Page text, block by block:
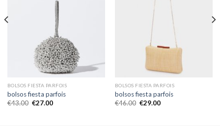
BOLSOS FIESTA PARFOIS
bolsos fiesta parfois
€43.00 €27.00
BOLSOS FIESTA PARFOIS
bolsos fiesta parfois
€46.00 €29.00